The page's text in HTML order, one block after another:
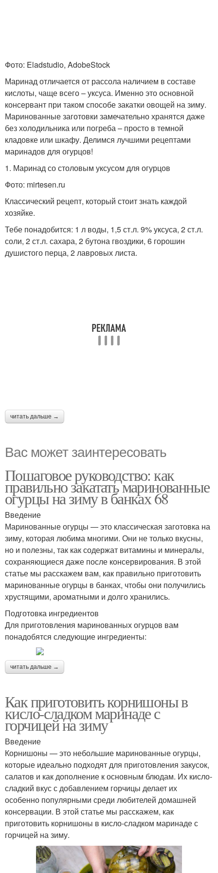
Фото: Eladstudio, AdobeStock
Маринад отличается от рассола наличием в составе
кислоты, чаще всего – уксуса. Именно это основной
консервант при таком способе закатки овощей на зиму.
Маринованные заготовки замечательно хранятся даже
без холодильника или погреба – просто в темной
кладовке или шкафу. Делимся лучшими рецептами
маринадов для огурцов!
1. Маринад со столовым уксусом для огурцов
Фото: mirtesen.ru
Классический рецепт, который стоит знать каждой
хозяйке.
Тебе понадобится: 1 л воды, 1,5 ст.л. 9% уксуса, 2 ст.л.
соли, 2 ст.л. сахара, 2 бутона гвоздики, 6 горошин
душистого перца, 2 лавровых листа.
читать дальше →
Вас может заинтересовать
Пошаговое руководство: как
правильно закатать маринованные
огурцы на зиму в банках 68
Введение
Маринованные огурцы — это классическая заготовка на
зиму, которая любима многими. Они не только вкусны,
но и полезны, так как содержат витамины и минералы,
сохраняющиеся даже после консервирования. В этой
статье мы расскажем вам, как правильно приготовить
маринованные огурцы в банках, чтобы они получились
хрустящими, ароматными и долго хранились.
Подготовка ингредиентов
Для приготовления маринованных огурцов вам
понадобятся следующие ингредиенты:
читать дальше →
Как приготовить корнишоны в
кисло-сладком маринаде с
горчицей на зиму
Введение
Корнишоны — это небольшие маринованные огурцы,
которые идеально подходят для приготовления закусок,
салатов и как дополнение к основным блюдам. Их кисло-
сладкий вкус с добавлением горчицы делает их
особенно популярными среди любителей домашней
консервации. В этой статье мы расскажем, как
приготовить корнишоны в кисло-сладком маринаде с
горчицей на зиму.